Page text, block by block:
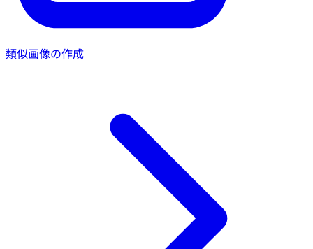
類似画像の作成